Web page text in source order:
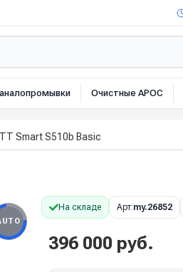
Очистные АРОС
Smart S510b Basic
На складе Арт:my.26852
396 000 руб.